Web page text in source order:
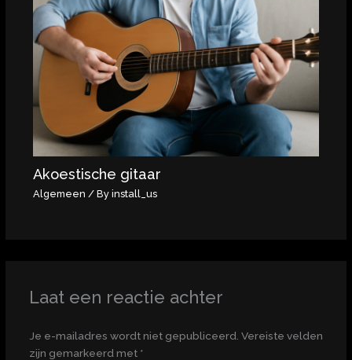
Akoestische gitaar
Algemeen / By install_us
Laat een reactie achter
Je e-mailadres wordt niet gepubliceerd. Vereiste velden
zijn gemarkeerd met *